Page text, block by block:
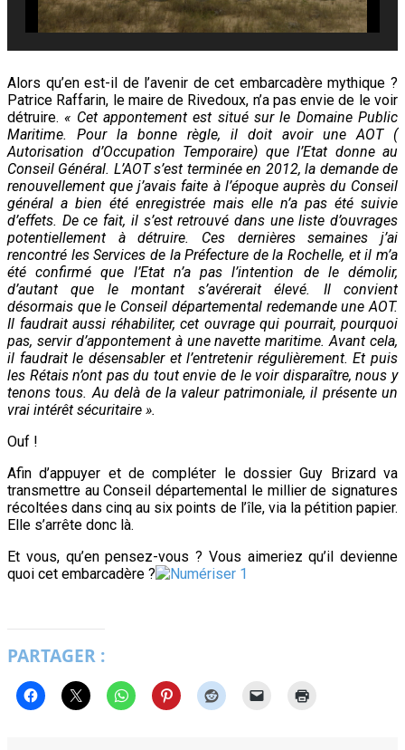
Alors qu’en est-il de l’avenir de cet embarcadère mythique ?
Patrice Raffarin, le maire de Rivedoux, n’a pas envie de le voir
détruire.« Cet appontement est situé sur le Domaine Public
Maritime. Pour la bonne règle, il doit avoir une AOT (
Autorisation d’Occupation Temporaire) que l’Etat donne au
Conseil Général. L’AOT s’est terminée en 2012, la demande de
renouvellement que j’avais faite à l’époque auprès du Conseil
général a bien été enregistrée mais elle n’a pas été suivie
d’effets. De ce fait, il s’est retrouvé dans une liste d’ouvrages
potentiellement à détruire. Ces dernières semaines j’ai
rencontré les Services de la Préfecture de la Rochelle, et il m’a
été confirmé que l’Etat n’a pas l’intention de le démolir,
d’autant que le montant s’avérerait élevé. Il convient
désormais que le Conseil départemental redemande une AOT.
Il faudrait aussi réhabiliter, cet ouvrage qui pourrait, pourquoi
pas, servir d’appontement à une navette maritime. Avant cela,
il faudrait le désensabler et l’entretenir régulièrement. Et puis
les Rétais n’ont pas du tout envie de le voir disparaître, nous y
tenons tous. Au delà de la valeur patrimoniale, il présente un
vrai intérêt sécuritaire ».
Ouf !
Afin d’appuyer et de compléter le dossier Guy Brizard va
transmettre au Conseil départemental le millier de signatures
récoltées dans cinq au six points de l’île, via la pétition papier.
Elle s’arrête donc là.
Et vous, qu’en pensez-vous ? Vous aimeriez qu’il devienne
quoi cet embarcadère ?
PARTAGER :